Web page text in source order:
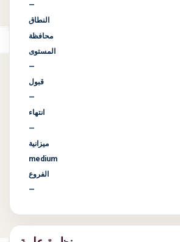
—
النطاق
محافظة
المستوى
—
قبول
—
انتهاء
—
ميزانية
medium
الفروع
—